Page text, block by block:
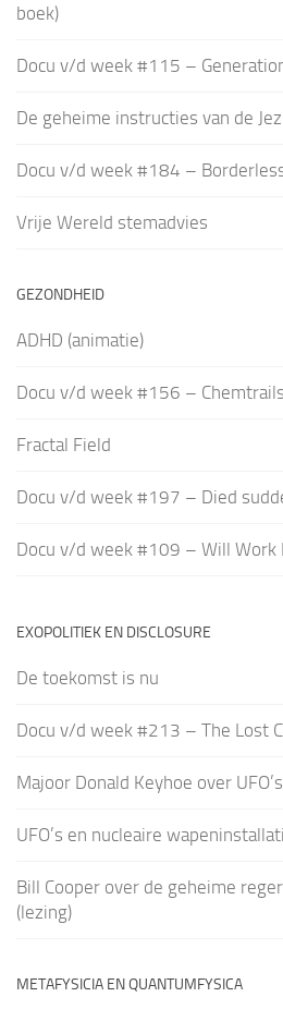
boek)
Docu v/d week #115 –
De geheime instructies van de
Docu v/d week #184 –
Vrije Wereld stemadvies
GEZONDHEID
ADHD (animatie)
Docu v/d week #156 –
Fractal Field
Docu v/d week #197 – Died
Docu v/d week #109 – Will Work
EXOPOLITIEK EN DISCLOSURE
De toekomst is nu
Docu v/d week #213 – The Lost
Majoor Donald Keyhoe over
UFO’s en nucleaire
Bill Cooper over de geheime
(lezing)
METAFYSICIA EN QUANTUMFYSICA